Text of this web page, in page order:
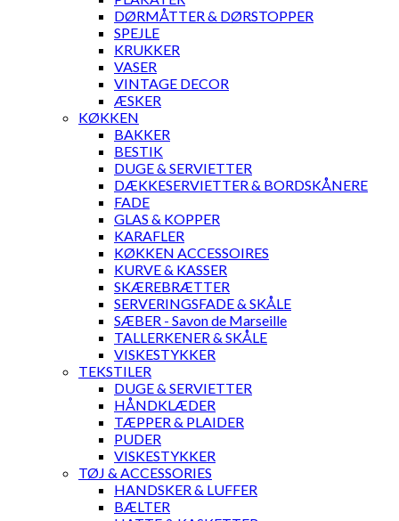
DØRMÅTTER & DØRSTOPPER
SPEJLE
KRUKKER
VASER
VINTAGE DECOR
ÆSKER
KØKKEN
BAKKER
BESTIK
DUGE & SERVIETTER
DÆKKESERVIETTER & BORDSKÅNERE
FADE
GLAS & KOPPER
KARAFLER
KØKKEN ACCESSOIRES
KURVE & KASSER
SKÆREBRÆTTER
SERVERINGSFADE & SKÅLE
SÆBER - Savon de Marseille
TALLERKENER & SKÅLE
VISKESTYKKER
TEKSTILER
DUGE & SERVIETTER
HÅNDKLÆDER
TÆPPER & PLAIDER
PUDER
VISKESTYKKER
TØJ & ACCESSORIES
HANDSKER & LUFFER
BÆLTER